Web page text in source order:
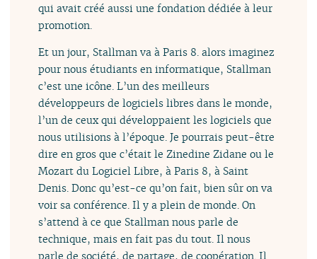
qui avait créé aussi une fondation dédiée à leur
promotion.
Et un jour, Stallman va à Paris 8. alors imaginez
pour nous étudiants en informatique, Stallman
c’est une icône. L’un des meilleurs
développeurs de logiciels libres dans le monde,
l’un de ceux qui développaient les logiciels que
nous utilisions à l’époque. Je pourrais peut-être
dire en gros que c’était le Zinedine Zidane ou le
Mozart du Logiciel Libre, à Paris 8, à Saint
Denis. Donc qu’est-ce qu’on fait, bien sûr on va
voir sa conférence. Il y a plein de monde. On
s’attend à ce que Stallman nous parle de
technique, mais en fait pas du tout. Il nous
parle de société, de partage, de coopération. Il